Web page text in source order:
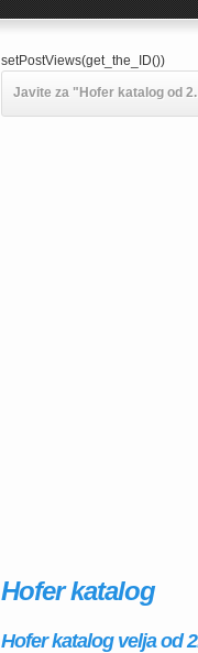
setPostViews(get_the_ID())
Javite za "Hofer katalog od
Hofer katalog
Hofer katalog velja od